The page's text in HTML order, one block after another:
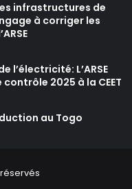
infrastructures de
à corriger les
l’électricité: L’ARSE
2025 à la CEET
au Togo